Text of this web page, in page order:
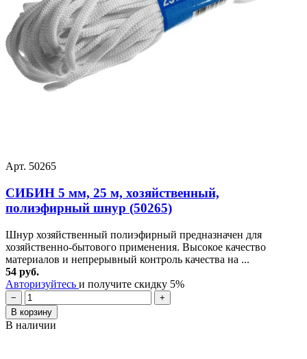
Арт. 50265
СИБИН 5 мм, 25 м, хозяйственный,
полиэфирный шнур (50265)
Шнур хозяйственный полиэфирный предназначен для
хозяйственно-бытового применения. Высокое качество
материалов и непрерывный контроль качества на ...
54 руб.
Авторизуйтесь и получите скидку 5%
−
+
В корзину
В наличии